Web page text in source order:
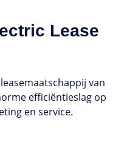
Lease
van
efficiëntieslag op
en service.